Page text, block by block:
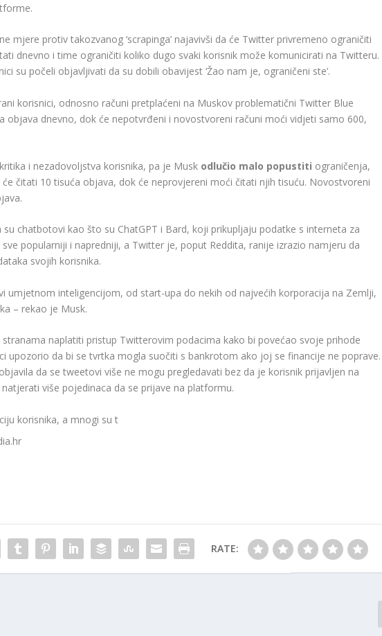
mjere protiv takozvanog ‘scrapinga’ najavivši da će Twitter privremeno ograničiti
dnevno i time ograničiti koliko dugo svaki korisnik može komunicirati na Twitteru.
su počeli objavljivati ​​da su dobili obavijest ‘Žao nam je, ograničeni ste’.
korisnici, odnosno računi pretplaćeni na Muskov problematični Twitter Blue
objava dnevno, dok će nepotvrđeni i novostvoreni računi moći vidjeti samo 600,
i nezadovoljstva korisnika, pa je Musk odlučio malo popustiti ograničenja,
čitati 10 tisuća objava, dok će neprovjereni moći čitati njih tisuću. Novostvoreni
chatbotovi kao što su ChatGPT i Bard, koji prikupljaju podatke s interneta za
popularniji i napredniji, a Twitter je, poput Reddita, ranije izrazio namjeru da
svojih korisnika.
umjetnom inteligencijom, od start-upa do nekih od najvećih korporacija na Zemlji,
– rekao je Musk.
naplatiti pristup Twitterovim podacima kako bi povećao svoje prihode
upozorio da bi se tvrtka mogla suočiti s bankrotom ako joj se financije ne poprave.
da se tweetovi više ne mogu pregledavati bez da je korisnik prijavljen na
više pojedinaca da se prijave na platformu.
korisnika, a mnogi su t
RATE: